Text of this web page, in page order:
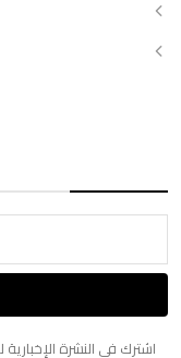
اشترك في النشرة